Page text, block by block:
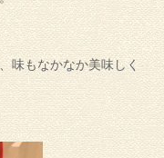
味もなかなか美味しく